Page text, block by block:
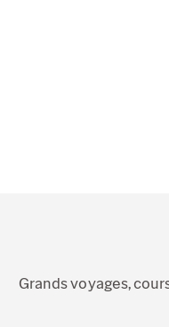
Grands voyages,